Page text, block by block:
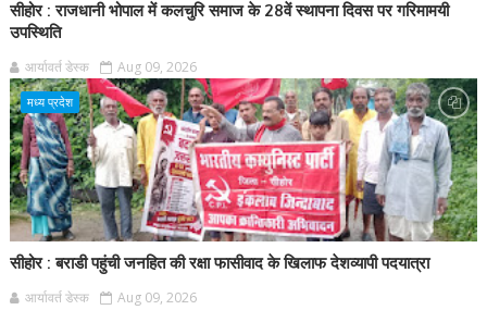
सीहोर : राजधानी भोपाल में कलचुरि समाज के 28वें स्थापना दिवस पर गरिमामयी
उपस्थिति
आर्यावर्त डेस्क Aug 09, 2026
मध्य प्रदेश
सीहोर : बराडी पहुंची जनहित की रक्षा फासीवाद के खिलाफ देशव्यापी पदयात्रा
आर्यावर्त डेस्क Aug 09, 2026